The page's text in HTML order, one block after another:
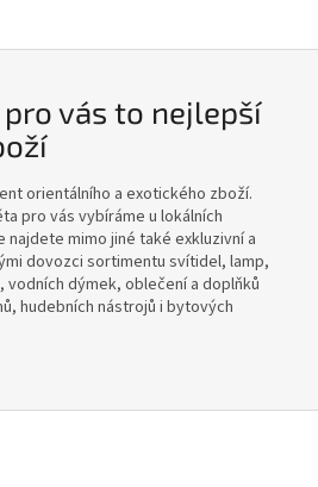
vás to nejlepší
orientálního a exotického zboží.
pro vás vybíráme u lokálních
najdete mimo jiné také exkluzivní a
dovozci sortimentu svítidel, lamp,
vodních dýmek, oblečení a doplňků
hudebních nástrojů i bytových